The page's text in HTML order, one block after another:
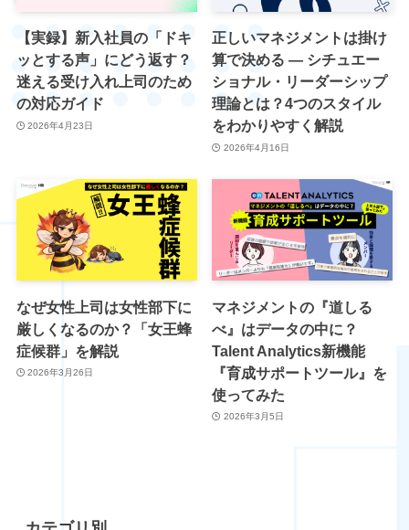
【実録】新入社員の「ドキ
ッとする声」にどう返す？
迷える受け入れ上司のため
の対応ガイド
2026年4月23日
正しいマネジメントは掛け
算で決める ― シチュエー
ショナル・リーダーシップ
理論とは？4つのスタイル
をわかりやすく解説
2026年4月16日
なぜ女性上司は女性部下に
厳しくなるのか？「女王蜂
症候群」を解説
2026年3月26日
マネジメントの『道しる
べ』はデータの中に？
Talent Analytics新機能
『育成サポートツール』を
使ってみた
2026年3月5日